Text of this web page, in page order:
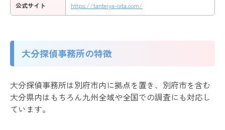
公式サイト https://tanteiya-oita.com/
大分探偵事務所の特徴
大分探偵事務所は別府市内に拠点を置き、別府市を含む
大分県内はもちろん九州全域や全国での調査にも対応し
ています。